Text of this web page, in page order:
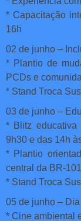
* Capacitação
16h
02 de junho –
* Plantio de
PCDs e
* Stand Troca
03 de junho –
* Blitz educativa
9h30 e das 14h
* Plantio
central da BR-
* Stand Troca
05 de junho –
* Cine ambiental